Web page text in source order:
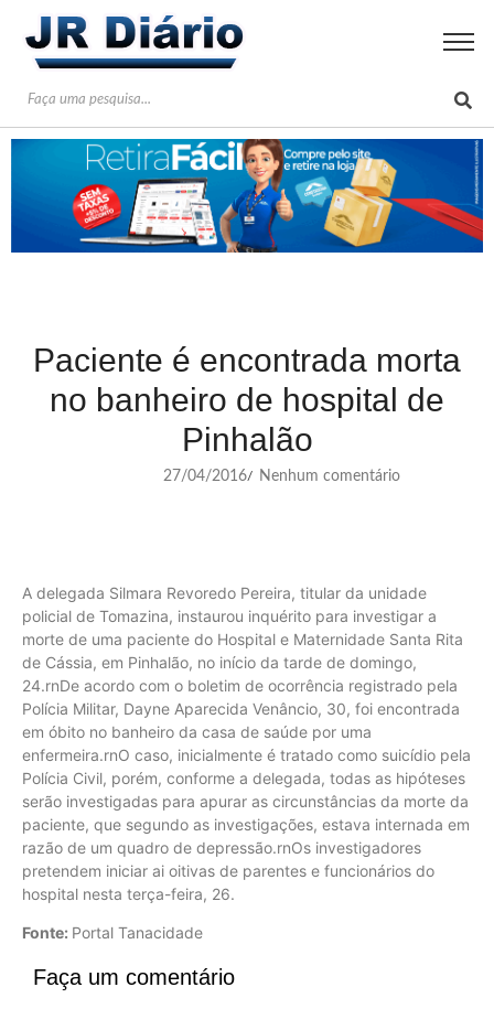
Paciente é encontrada morta
no banheiro de hospital de
Pinhalão
27/04/2016/ Nenhum comentário
A delegada Silmara Revoredo Pereira, titular da unidade
policial de Tomazina, instaurou inquérito para investigar a
morte de uma paciente do Hospital e Maternidade Santa Rita
de Cássia, em Pinhalão, no início da tarde de domingo,
24.rnDe acordo com o boletim de ocorrência registrado pela
Polícia Militar, Dayne Aparecida Venâncio, 30, foi encontrada
em óbito no banheiro da casa de saúde por uma
enfermeira.rnO caso, inicialmente é tratado como suicídio pela
Polícia Civil, porém, conforme a delegada, todas as hipóteses
serão investigadas para apurar as circunstâncias da morte da
paciente, que segundo as investigações, estava internada em
razão de um quadro de depressão.rnOs investigadores
pretendem iniciar ai oitivas de parentes e funcionários do
hospital nesta terça-feira, 26.
Fonte: Portal Tanacidade
Faça um comentário